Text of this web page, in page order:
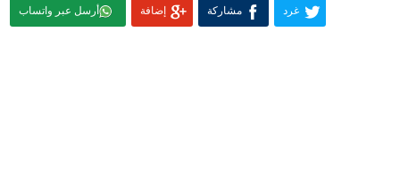
غرد مشاركة إضافة أرسل عبر واتساب